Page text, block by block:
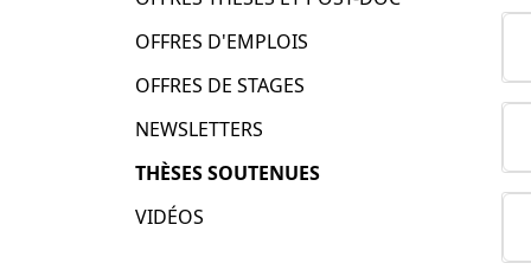
OFFRES D'EMPLOIS
OFFRES DE STAGES
NEWSLETTERS
THÈSES SOUTENUES
VIDÉOS